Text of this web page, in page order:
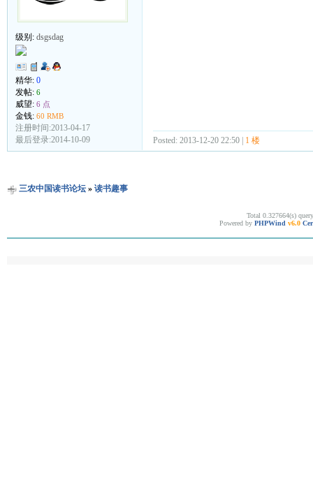
级别: dsgsdag
精华: 0
发帖: 6
威望: 6 点
金钱: 60 RMB
注册时间:2013-04-17
最后登录:2014-10-09
Posted: 2013-12-20 22:50 | 1 楼
三农中国读书论坛» 读书趣事
Total 0.327664(s)
Powered by PHPWind v6.0